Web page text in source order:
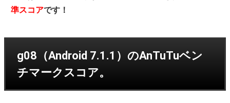
準スコアです！
g08（Android 7.1.1）のAnTuTuベン
チマークスコア。